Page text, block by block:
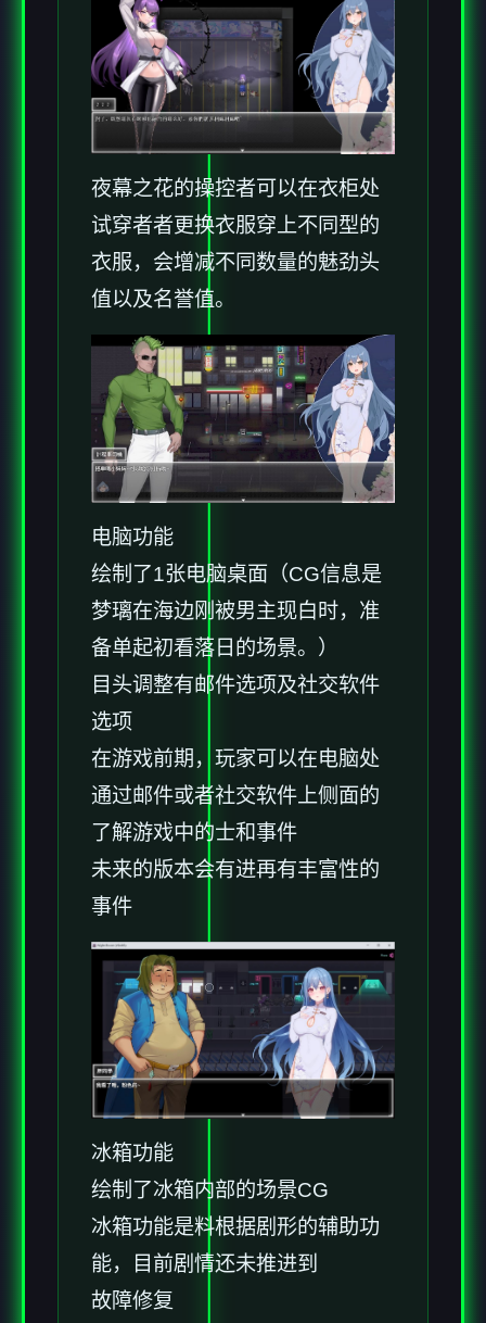
夜幕之花的操控者可以在衣柜处
试穿者者更换衣服穿上不同型的
衣服，会增减不同数量的魅劲头
值以及名誉值。
电脑功能
绘制了1张电脑桌面（CG信息是
梦璃在海边刚被男主现白时，准
备单起初看落日的场景。）
目头调整有邮件选项及社交软件
选项
在游戏前期，玩家可以在电脑处
通过邮件或者社交软件上侧面的
了解游戏中的士和事件
未来的版本会有进再有丰富性的
事件
冰箱功能
绘制了冰箱内部的场景CG
冰箱功能是料根据剧形的辅助功
能，目前剧情还未推进到
故障修复